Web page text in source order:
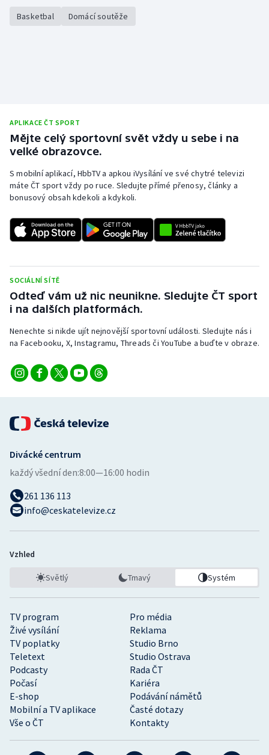
Basketbal Domácí soutěže
APLIKACE ČT SPORT
Mějte celý sportovní svět vždy u sebe i na
velké obrazovce.
S mobilní aplikací, HbbTV a apkou iVysílání ve své chytré televizi
máte ČT sport vždy po ruce. Sledujte přímé přenosy, články a
bonusový obsah kdekoli a kdykoli.
SOCIÁLNÍ SÍTĚ
Odteď vám už nic neunikne. Sledujte ČT sport
i na dalších platformách.
Nenechte si nikde ujít nejnovější sportovní události. Sledujte nás i
na Facebooku, X, Instagramu, Threads či YouTube a buďte v obraze.
TV program
Pro média
Živé vysílání
Reklama
TV poplatky
Studio Brno
Teletext
Studio Ostrava
Podcasty
Rada ČT
Počasí
Kariéra
E-shop
Podávání námětů
Mobilní a TV aplikace
Časté dotazy
Vše o ČT
Kontakty
Divácké centrum
každý všední den:8:00—16:00 hodin
261 136 113
info@ceskatelevize.cz
Vzhled
Světlý Tmavý Systém